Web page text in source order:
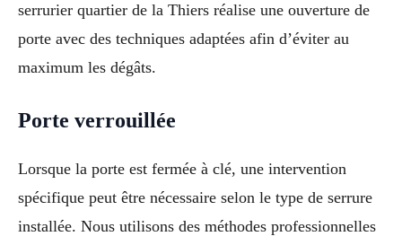
serrurier quartier de la Thiers réalise une ouverture de
porte avec des techniques adaptées afin d’éviter au
maximum les dégâts.
Porte verrouillée
Lorsque la porte est fermée à clé, une intervention
spécifique peut être nécessaire selon le type de serrure
installée. Nous utilisons des méthodes professionnelles